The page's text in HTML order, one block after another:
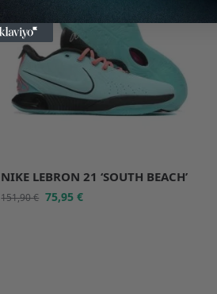
NIKE LEBRON 21 ‘SOUTH BEACH’
151,90€ 75,95€